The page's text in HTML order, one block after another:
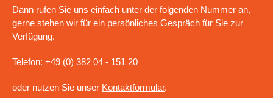
Dann rufen Sie uns einfach unter der folgenden Nummer an,
gerne stehen wir für ein persönliches Gespräch für Sie zur
Verfügung.
Telefon: +49 (0) 382 04 - 151 20
oder nutzen Sie unser Kontaktformular.